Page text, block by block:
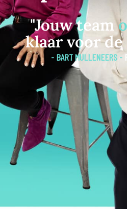
"Jouw team
klaar voor
- BART MULLENEERS -